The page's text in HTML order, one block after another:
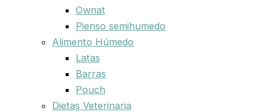
Ownat
Pienso semihumedo
Alimento Húmedo
Latas
Barras
Pouch
Dietas Veterinaria